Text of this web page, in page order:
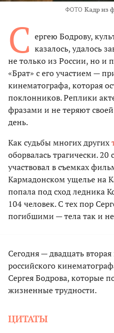
ФОТО Кадр из
С ергею Бодрову,
казалось, удалось
не только из России, но и
«Брат» с его участием —
кинематографа, которая
поклонников. Реплики
фразами и не теряют
день.
Как судьбы многих других
оборвалась трагически. 20
участвовал в съемках
Кармадонском ущелье на
попала под сход ледника
104 человек. С тех пор
погибшими — тела так и
Сегодня — двадцать
российского
Сергея Бодрова, которые
жизненные трудности.
ЦИТАТЫ